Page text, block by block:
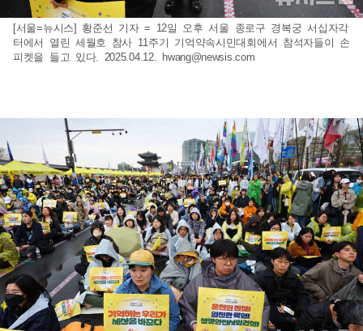
[서울=뉴시스] 황준선 기자 = 12일 오후 서울 종로구 경복궁 서십자각
터에서 열린 세월호 참사 11주기 기억약속시민대회에서 참석자들이 손
피켓을 들고 있다. 2025.04.12. hwang@newsis.com